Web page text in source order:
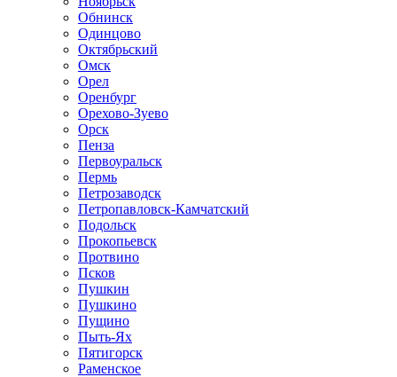
Обнинск
Одинцово
Октябрьский
Омск
Орел
Оренбург
Орехово-Зуево
Орск
Пенза
Первоуральск
Пермь
Петрозаводск
Петропавловск-Камчатский
Подольск
Прокопьевск
Протвино
Псков
Пушкин
Пушкино
Пущино
Пыть-Ях
Пятигорск
Раменское